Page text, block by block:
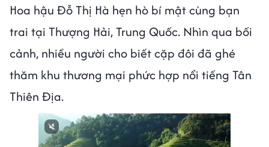
Hoa hậu Đỗ Thị Hà hẹn hò bí mật cùng bạn
trai tại Thượng Hải, Trung Quốc. Nhìn qua bối
cảnh, nhiều người cho biết cặp đôi đã ghé
thăm khu thương mại phức hợp nổi tiếng Tân
Thiên Địa.